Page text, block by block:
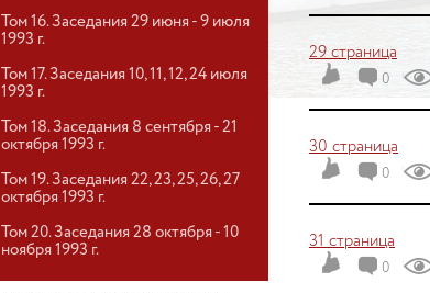
Том 16. Заседания 29 июня - 9 июля
1993 г.
Том 17. Заседания 10, 11, 12, 24 июля
1993 г.
Том 18. Заседания 8 сентября - 21
октября 1993 г.
Том 19. Заседания 22, 23, 25, 26, 27
октября 1993 г.
Том 20. Заседания 28 октября - 10
ноября 1993 г.
29 страница
0
30 страница
0
31 страница
0